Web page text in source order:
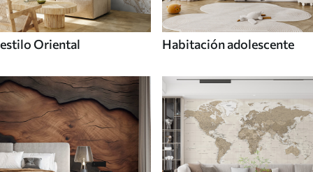
estilo Oriental Habitación adolescente